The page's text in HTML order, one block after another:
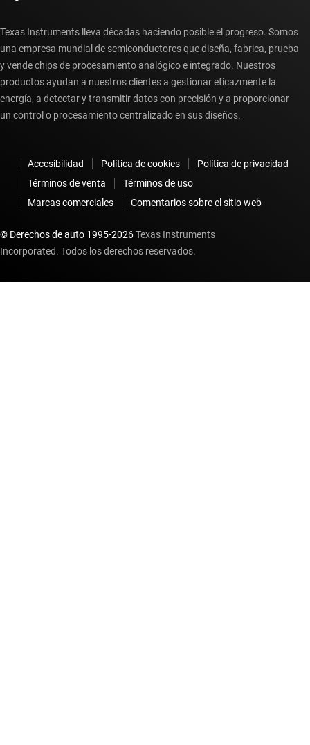
Texas Instruments lleva décadas haciendo posible el progreso. Somos
una empresa mundial de semiconductores que diseña, fabrica, prueba
y vende chips de procesamiento analógico e integrado. Nuestros
productos ayudan a nuestros clientes a gestionar eficazmente la
energía, a detectar y transmitir datos con precisión y a proporcionar
un control o procesamiento centralizado en sus diseños.
Accesibilidad Política de cookies
Política de privacidad
Términos de venta
Términos de uso
Marcas comerciales
Comentarios sobre el sitio web
© Derechos de auto 1995-2026Texas Instruments
Incorporated. Todos los derechos reservados.